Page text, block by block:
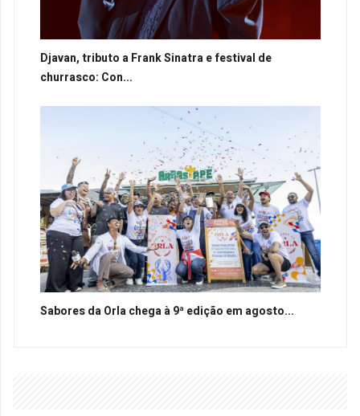
Djavan, tributo a Frank Sinatra e festival de
churrasco: Con...
Sabores da Orla chega à 9ª edição em agosto...